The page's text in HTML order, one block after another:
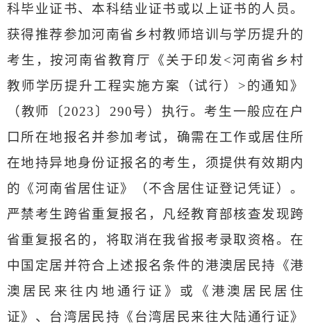
科毕业证书、本科结业证书或以上证书的人员。
获得推荐参加河南省乡村教师培训与学历提升的
考生，按河南省教育厅《关于印发<河南省乡村
教师学历提升工程实施方案（试行） >的通知》
（教师〔2023〕 290号）执行。考生一般应在户
口所在地报名并参加考试，确需在工作或居住所
在地持异地身份证报名的考生，须提供有效期内
的《河南省居住证》（不含居住证登记凭证）。
严禁考生跨省重复报名，凡经教育部核查发现跨
省重复报名的，将取消在我省报考录取资格。在
中国定居并符合上述报名条件的港澳居民持《港
澳居民来往内地通行证》或《港澳居民居住
证》、台湾居民持《台湾居民来往大陆通行证》